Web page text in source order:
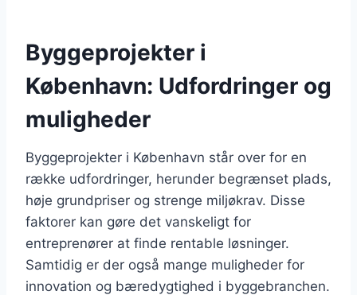
Byggeprojekter i
København: Udfordringer og
muligheder
Byggeprojekter i København står over for en
række udfordringer, herunder begrænset plads,
høje grundpriser og strenge miljøkrav. Disse
faktorer kan gøre det vanskeligt for
entreprenører at finde rentable løsninger.
Samtidig er der også mange muligheder for
innovation og bæredygtighed i byggebranchen.